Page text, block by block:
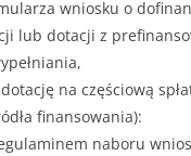
wniosku o
lub dotacji z
na częściową
finansowania):
naboru